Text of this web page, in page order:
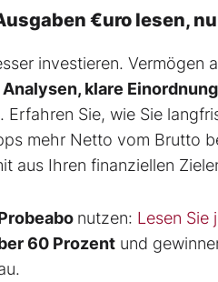
€uro lesen,
investieren. Vermögen
klare
Erfahren Sie, wie Sie
mehr Netto vom Brutto
aus Ihren finanziellen
nutzen: Lesen Sie
60 Prozent und